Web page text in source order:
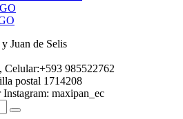
Juan de Selis
Celular:+593 985522762
postal 1714208
maxipan_ec